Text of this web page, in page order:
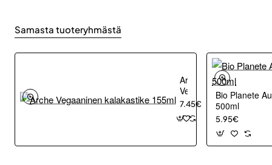
Samasta tuoteryhmästä
Arche
Vegaaninen
kalakastike
155ml
7.45€
Bio Planete
500ml
5.95€